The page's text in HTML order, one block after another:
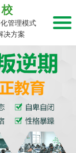
管理模式
决方案